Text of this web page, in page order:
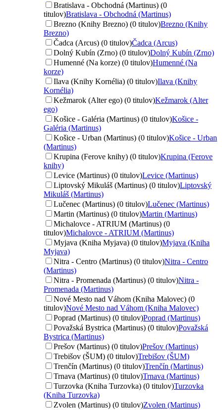
Bratislava - Obchodná (Martinus) (0
titulov)Bratislava - Obchodná (Martinus)
Brezno (Knihy Brezno) (0 titulov)Brezno (Knihy
Brezno)
Čadca (Arcus) (0 titulov)Čadca (Arcus)
Dolný Kubín (Zrno) (0 titulov)Dolný Kubín (Zrno)
Humenné (Na korze) (0 titulov)Humenné (Na
korze)
Ilava (Knihy Kornélia) (0 titulov)Ilava (Knihy
Kornélia)
Kežmarok (Alter ego) (0 titulov)Kežmarok (Alter
ego)
Košice - Galéria (Martinus) (0 titulov)Košice -
Galéria (Martinus)
Košice - Urban (Martinus) (0 titulov)Košice - Urban
(Martinus)
Krupina (Ferove knihy) (0 titulov)Krupina (Ferove
knihy)
Levice (Martinus) (0 titulov)Levice (Martinus)
Liptovský Mikuláš (Martinus) (0 titulov)Liptovský
Mikuláš (Martinus)
Lučenec (Martinus) (0 titulov)Lučenec (Martinus)
Martin (Martinus) (0 titulov)Martin (Martinus)
Michalovce - ATRIUM (Martinus) (0
titulov)Michalovce - ATRIUM (Martinus)
Myjava (Kniha Myjava) (0 titulov)Myjava (Kniha
Myjava)
Nitra - Centro (Martinus) (0 titulov)Nitra - Centro
(Martinus)
Nitra - Promenada (Martinus) (0 titulov)Nitra -
Promenada (Martinus)
Nové Mesto nad Váhom (Kniha Malovec) (0
titulov)Nové Mesto nad Váhom (Kniha Malovec)
Poprad (Martinus) (0 titulov)Poprad (Martinus)
Považská Bystrica (Martinus) (0 titulov)Považská
Bystrica (Martinus)
Prešov (Martinus) (0 titulov)Prešov (Martinus)
Trebišov (ŠUM) (0 titulov)Trebišov (ŠUM)
Trenčín (Martinus) (0 titulov)Trenčín (Martinus)
Trnava (Martinus) (0 titulov)Trnava (Martinus)
Turzovka (Kniha Turzovka) (0 titulov)Turzovka
(Kniha Turzovka)
Zvolen (Martinus) (0 titulov)Zvolen (Martinus)